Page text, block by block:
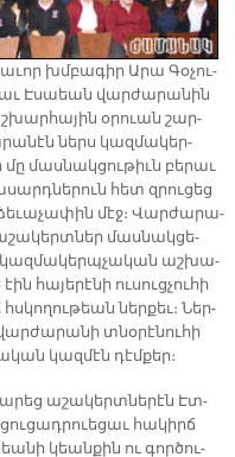
խմբա­գիր Ա­րա Գօ­չու­
Է­սաեան վար­ժա­րա­նին
օ­րուան շար­
ներս կազ­մա­կեր­
մաս­նակ­ցու­թիւն բե­րաւ
հետ զրու­ցեց
մէջ։ Վար­ժա­րա­
մաս­նակ­ցե­
կազ­մա­կերպ­չա­կան աշ­խա­
հա­յե­րէ­նի ու­սուց­չու­հի
ներ­քեւ։ Ներ­
տնօ­րէ­նու­հի
կազ­մէն դէմ­քեր։
ա­շա­կերտ­նե­րէն Էտ­
հա­կիրճ
կեան­քին ու գոր­ծու­